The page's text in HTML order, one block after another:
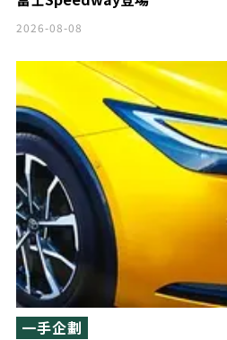
2026-08-08
一手企劃